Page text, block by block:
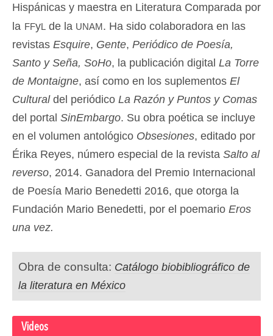
Hispánicas y maestra en Literatura Comparada por
la ffyl de la unam. Ha sido colaboradora en las
revistas Esquire, Gente, Periódico de Poesía,
Santo y Seña, SoHo, la publicación digital La Torre
de Montaigne, así como en los suplementos El
Culturaldel periódico La Razón y Puntos y Comas
del portal SinEmbargo. Su obra poética se incluye
en el volumen antológico Obsesiones, editado por
Érika Reyes, número especial de la revista Salto al
reverso, 2014. Ganadora del Premio Internacional
de Poesía Mario Benedetti 2016, que otorga la
Fundación Mario Benedetti, por el poemario Eros
una vez.
Obra de consulta: Catálogo biobibliográfico de
la literatura en México
Videos